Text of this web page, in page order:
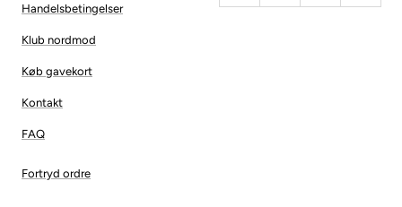
Handelsbetingelser
Klub nordmod
Køb gavekort
Kontakt
FAQ
Fortryd ordre